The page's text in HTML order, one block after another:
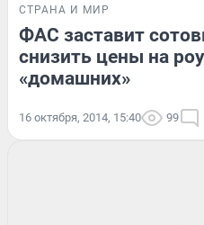
СТРАНА И МИР
ФАС заставит
снизить цены на
«домашних»
16 октября, 2014, 15:40 99